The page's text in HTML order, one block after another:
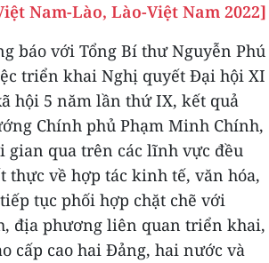
Nam-Lào, Lào-Việt Nam 2022]
báo với Tổng Bí thư Nguyễn Phú
triển khai Nghị quyết Đại hội XI
hội 5 năm lần thứ IX, kết quả
Chính phủ Phạm Minh Chính,
qua trên các lĩnh vực đều
về hợp tác kinh tế, văn hóa,
tục phối hợp chặt chẽ với
địa phương liên quan triển khai,
cấp cao hai Đảng, hai nước và